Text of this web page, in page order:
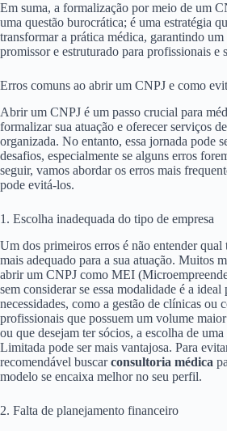
Em suma, a formalização por meio de um
uma questão burocrática; é uma estratégia
transformar a prática médica, garantindo
promissor e estruturado para profissionais e
Erros comuns ao abrir um CNPJ e como
Abrir um CNPJ é um passo crucial para
formalizar sua atuação e oferecer serviços
organizada. No entanto, essa jornada pode
desafios, especialmente se alguns erros
seguir, vamos abordar os erros mais
pode evitá-los.
1. Escolha inadequada do tipo de empresa
Um dos primeiros erros é não entender qual
mais adequado para a sua atuação. Muitos
abrir um CNPJ como MEI
sem considerar se essa modalidade é a ideal
necessidades, como a gestão de clínicas ou
profissionais que possuem um volume
ou que desejam ter sócios, a escolha de
Limitada pode ser mais vantajosa. Para
recomendável buscarconsultoria médica
modelo se encaixa melhor no seu perfil.
2. Falta de planejamento financeiro